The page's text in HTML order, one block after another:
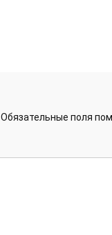
Обязательные поля